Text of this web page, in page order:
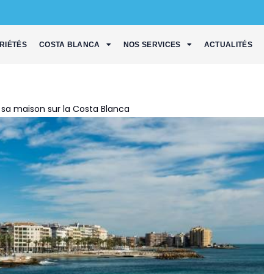
COSTA BLANCA NOS SERVICES ACTUALITÉS
maison sur la Costa Blanca